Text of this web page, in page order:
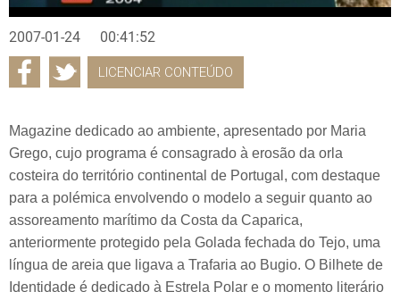
2007-01-24 00:41:52
LICENCIAR CONTEÚDO
Magazine dedicado ao ambiente, apresentado por Maria
Grego, cujo programa é consagrado à erosão da orla
costeira do território continental de Portugal, com destaque
para a polémica envolvendo o modelo a seguir quanto ao
assoreamento marítimo da Costa da Caparica,
anteriormente protegido pela Golada fechada do Tejo, uma
língua de areia que ligava a Trafaria ao Bugio. O Bilhete de
Identidade é dedicado à Estrela Polar e o momento literário